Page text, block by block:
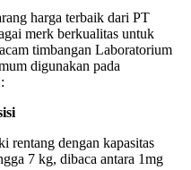
harga terbaik dari PT
merk berkualitas untuk
timbangan Laboratorium
digunakan pada
rentang dengan kapasitas
7 kg, dibaca antara 1mg